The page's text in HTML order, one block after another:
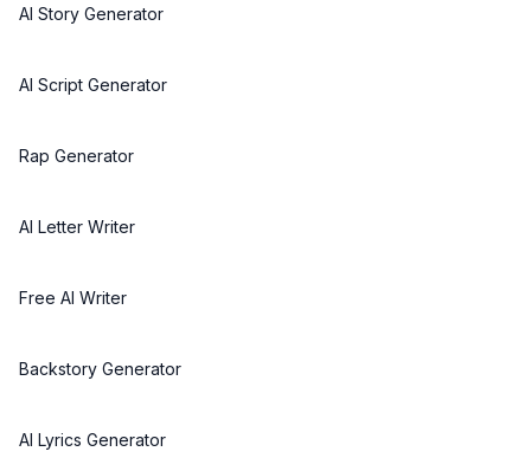
AI Story Generator
AI Script Generator
Rap Generator
AI Letter Writer
Free AI Writer
Backstory Generator
AI Lyrics Generator